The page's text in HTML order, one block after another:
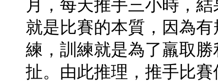
月，每天推手三小時，
就是比賽的本質，因為
練，訓練就是為了羸取
扯。由此推理，推手比